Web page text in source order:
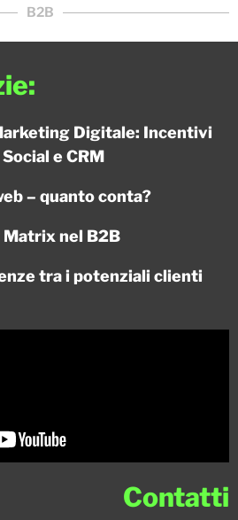
B2B
Digitale: Incentivi
e CRM
– quanto conta?
nel B2B
tra i potenziali clienti
Contatti